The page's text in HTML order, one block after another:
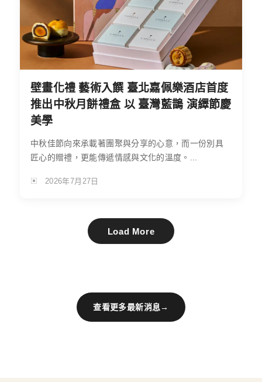
壁畫化禮 藝術入饌 臺北嘉佩樂酒店首度
推出中秋月餅禮盒 以 臺灣藍鵲 演繹節慶
美學
中秋佳節向來承載著團聚與分享的心意，而一份別具
匠心的贈禮，更能傳遞情感與文化的溫度。...
2026年7月27日
Load More
查看更多最新消息→